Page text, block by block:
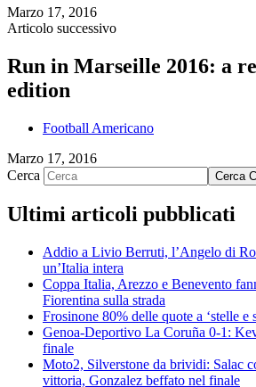
Marzo 17, 2016
Articolo successivo
Run in Marseille 2016: a
edition
Football Americano
Marzo 17, 2016
Cerca
Cerca
Ultimi articoli pubblicati
Addio a Livio Berruti, l’Angelo di
un’Italia intera
Coppa Italia, Arezzo e Benevento
Fiorentina sulla strada
Frosinone 80% delle quote a ‘stelle e
Genoa-Deportivo La Coruña 0-1:
finale
Moto2, Silverstone da brividi: Salac
vittoria, Gonzalez beffato nel finale